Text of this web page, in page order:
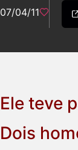
07/04/11
Ele teve
Dois